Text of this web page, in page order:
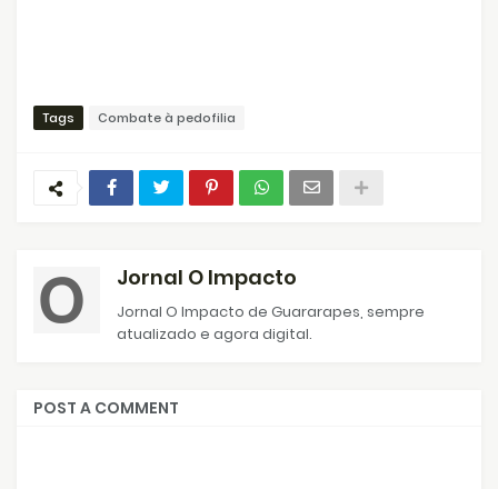
Tags Combate à pedofilia
Jornal O Impacto
Jornal O Impacto de Guararapes, sempre
atualizado e agora digital.
POST A COMMENT